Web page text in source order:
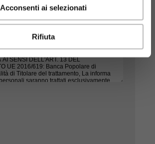
Acconsenti ai selezionati
Rifiuta